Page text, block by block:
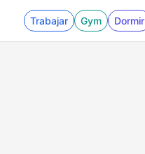
Trabajar Gym Dormir